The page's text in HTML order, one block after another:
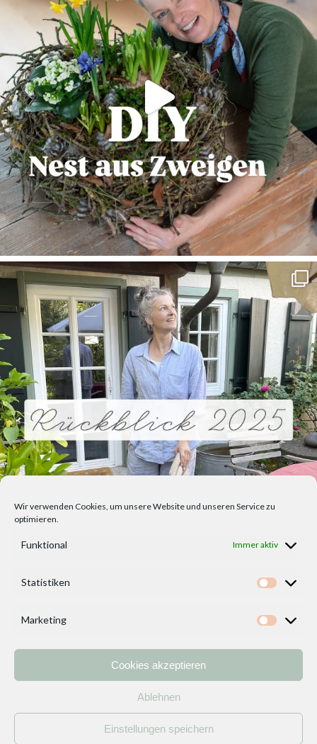
Wir verwenden Cookies, um unsere Website und unseren Service zu
optimieren.
Funktional Immer aktiv
Statistiken
Marketing
Cookies akzeptieren
Ablehnen
Einstellungen speichern
Kontakt
Impressum/ Datenschutzerklärung